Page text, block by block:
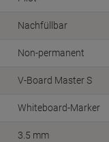
Nachfüllbar
Non-permanent
V-Board Master S
Whiteboard-Marker
3.5 mm